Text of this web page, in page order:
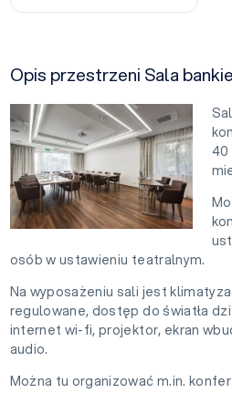
Opis przestrzeni Sala
40
osób w ustawieniu teatralnym.
Na wyposażeniu sali jest
regulowane, dostęp do światła
internet wi-fi, projektor, ekran
audio.
Można tu organizować m.in.